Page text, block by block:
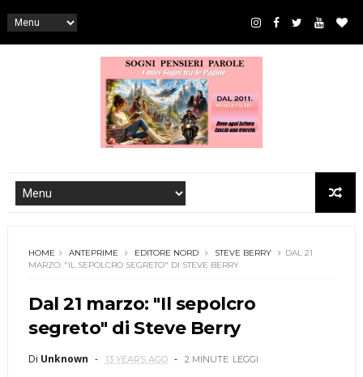
HOME ANTEPRIME EDITORE NORD STEVE BERRY
DAL 21
MARZO: "IL SEPOLCRO SEGRETO" DI STEVE BERRY
Dal 21 marzo: "Il sepolcro
segreto" di Steve Berry
Di Unknown 13 YEARS AGO 2 MINUTE LEGGI